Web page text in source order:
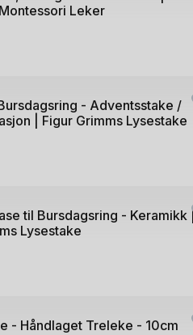
Leker
- Adventsstake /
| Figur Grimms Lysestake
til Bursdagsring - Keramikk
Lysestake
- Håndlaget Treleke - 10cm